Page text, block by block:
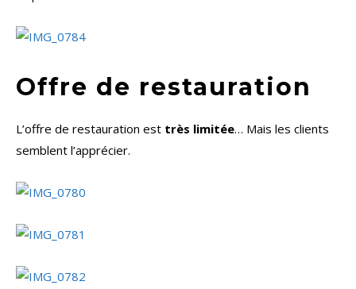
Offre de restauration
L’offre de restauration est très limitée… Mais les clients
semblent l’apprécier.